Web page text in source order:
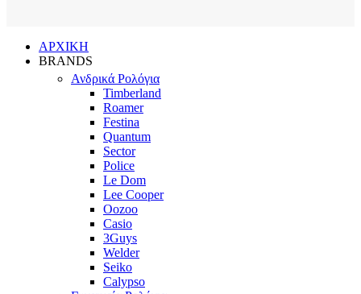
ΑΡΧΙΚΗ
BRANDS
Ανδρικά Ρολόγια
Timberland
Roamer
Festina
Quantum
Sector
Police
Le Dom
Lee Cooper
Oozoo
Casio
3Guys
Welder
Seiko
Calypso